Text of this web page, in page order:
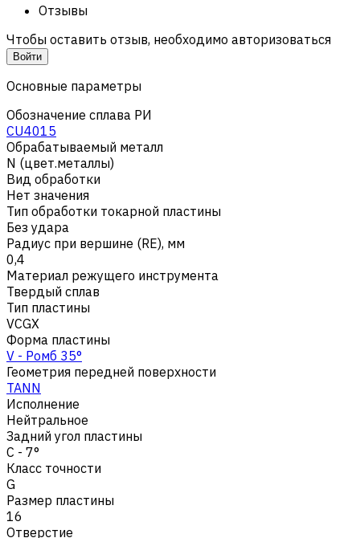
Отзывы
Чтобы оставить отзыв, необходимо авторизоваться
Войти
Основные параметры
Обозначение сплава РИ
CU4015
Обрабатываемый металл
N (цвет.металлы)
Вид обработки
Нет значения
Тип обработки токарной пластины
Без удара
Радиус при вершине (RE), мм
0,4
Материал режущего инструмента
Твердый сплав
Тип пластины
VCGX
Форма пластины
V - Ромб 35°
Геометрия передней поверхности
TANN
Исполнение
Нейтральное
Задний угол пластины
C - 7°
Класс точности
G
Размер пластины
16
Отверстие